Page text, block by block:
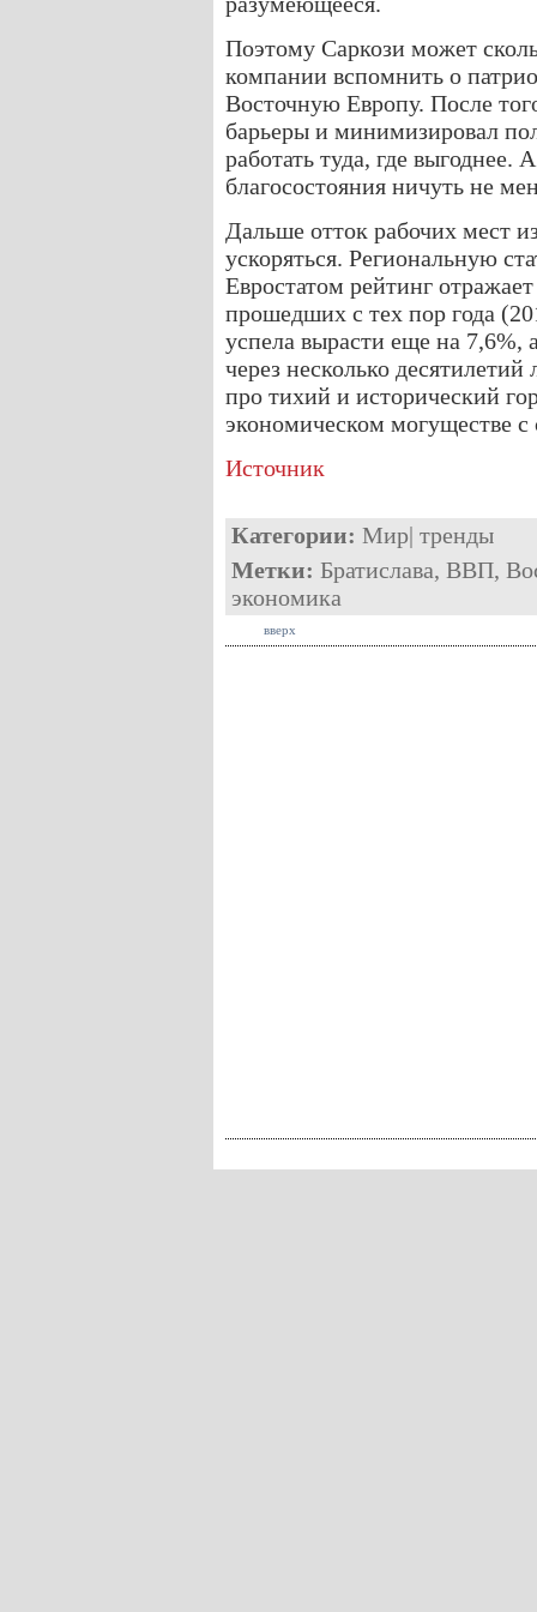
Поэтому Саркози может
компании вспомнить о
Восточную Европу. После
барьеры и минимизировал
работать туда, где выгоднее.
благосостояния ничуть не
Дальше отток рабочих мест
ускоряться. Региональную
Евростатом рейтинг
прошедших с тех пор года
успела вырасти еще на 7,6%,
через несколько
про тихий и исторический
экономическом могуществе с
Источник
Категории: Мир| тренды
Метки: Братислава, ВВП,
экономика
вверх